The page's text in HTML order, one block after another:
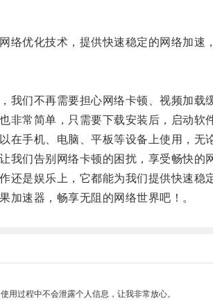
优化技术，提供快速稳定的网络加速
们不再需要担心网络卡顿、视频加载
常简单，只需要下载安装后，启动软
手机、电脑、平板等设备上使用，无
们告别网络卡顿的困扰，享受畅快的网
是娱乐上，它都能为我们提供快速稳
速器，畅享无阻的网络世界吧！。
用过程中不会泄露个人信息，让我非常放心。